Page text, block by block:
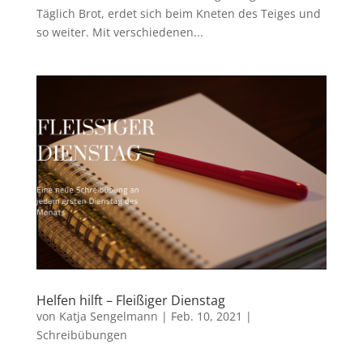
Täglich Brot, erdet sich beim Kneten des Teiges und
so weiter. Mit verschiedenen...
Helfen hilft – Fleißiger Dienstag
von Katja Sengelmann | Feb. 10, 2021 |
Schreibübungen